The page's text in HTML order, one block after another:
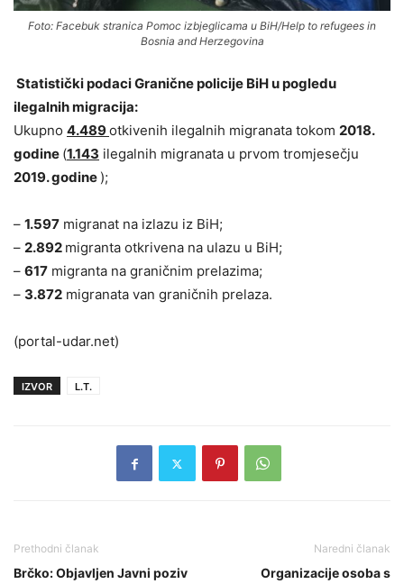
Foto: Facebuk stranica Pomoc izbjeglicama u BiH/Help to refugees in
Bosnia and Herzegovina
Statistički podaci Granične policije BiH u pogledu
ilegalnih migracija:
Ukupno 4.489otkivenih ilegalnih migranata tokom 2018.
godine (1.143 ilegalnih migranata u prvom tromjesečju
2019. godine );
– 1.597 migranat na izlazu iz BiH;
– 2.892 migranta otkrivena na ulazu u BiH;
– 617 migranta na graničnim prelazima;
– 3.872 migranata van graničnih prelaza.
(portal-udar.net)
IZVOR L.T.
Prethodni članak
Brčko: Objavljen Javni poziv
Naredni članak
Organizacije osoba s